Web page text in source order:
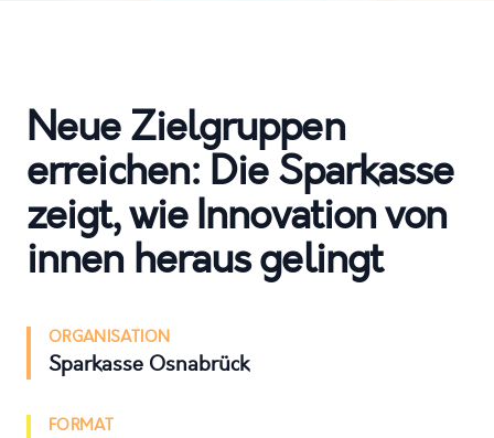
Neue Zielgruppen
erreichen: Die Sparkasse
zeigt, wie Innovation von
innen heraus gelingt
ORGANISATION
Sparkasse Osnabrück
FORMAT